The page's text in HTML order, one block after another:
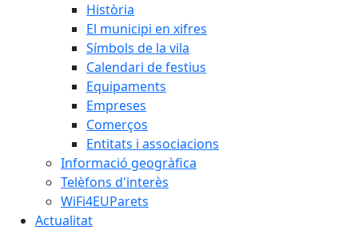
Història
El municipi en xifres
Símbols de la vila
Calendari de festius
Equipaments
Empreses
Comerços
Entitats i associacions
Informació geogràfica
Telèfons d'interès
WiFi4EUParets
Actualitat